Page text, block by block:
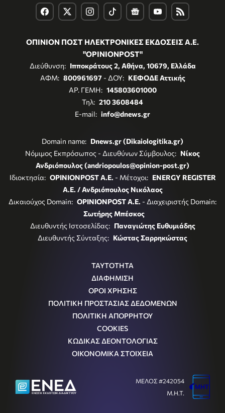
ΟΠΙΝΙΟΝ ΠΟΣΤ ΗΛΕΚΤΡΟΝΙΚΕΣ ΕΚΔΟΣΕΙΣ Α.Ε.
"OPINIONPOST"
Διεύθυνση: Ιπποκράτους 2, Αθήνα, 10679, Ελλάδα
ΑΦΜ: 800961697- ΔΟΥ: ΚΕΦΟΔΕ Αττικής
ΑΡ. ΓΕΜΗ: 145803601000
Τηλ: 210 3608484
E-mail: info@dnews.gr
Domain name: Dnews.gr (Dikaiologitika.gr)
Νόμιμος Εκπρόσωπος - Διευθύνων Σύμβουλος: Νίκος
Ανδριόπουλος (andriopoulos@opinion-post.gr)
Ιδιοκτησία: OPINIONPOST A.E. - Μέτοχοι: ENERGY REGISTER
Α.Ε. / Ανδριόπουλος Νικόλαος
Δικαιούχος Domain: OPINIONPOST A.E. - Διαχειριστής Domain:
Σωτήρης Μπέσκος
Διευθυντής Ιστοσελίδας: Παναγιώτης Ευθυμιάδης
Διευθυντής Σύνταξης: Κώστας Σαρρηκώστας
ΤΑΥΤΟΤΗΤΑ
ΔΙΑΦΗΜΙΣΗ
ΟΡΟΙ ΧΡΗΣΗΣ
ΠΟΛΙΤΙΚΗ ΠΡΟΣΤΑΣΙΑΣ ΔΕΔΟΜΕΝΩΝ
ΠΟΛΙΤΙΚΗ ΑΠΟΡΡΗΤΟΥ
COOKIES
ΚΩΔΙΚΑΣ ΔΕΟΝΤΟΛΟΓΙΑΣ
ΟΙΚΟΝΟΜΙΚΑ ΣΤΟΙΧΕΙΑ
ΜΕΛΟΣ #242054
Μ.Η.Τ.